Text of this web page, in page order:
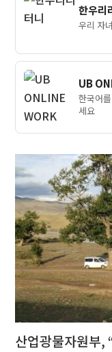
한우리
우리 자
UB
한국어
세요
산업광물자원부,